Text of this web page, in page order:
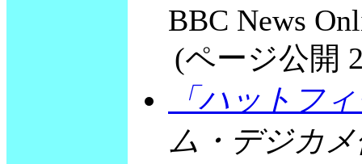
BBC News
(ページ公開
「ハットフ
ム・デジカ